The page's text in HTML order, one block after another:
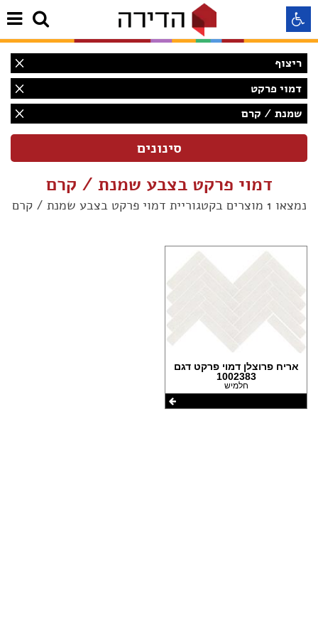
ריצוף
דמוי פרקט
שמנת / קרם
דמוי פרקט בצבע שמנת / קרם
נמצאו 1 מוצרים בקטגוריית דמוי פרקט בצבע שמנת / קרם
אריח פרוצלן דמוי פרקט דגם
1002383
חלמיש
התאמה לקורא מסך
התאמה לעיוורי צבעים
התאמה לכבדי ראיה
תצוגה רגילה
הדגשת קישורים
Aא
הצהרת נגישות